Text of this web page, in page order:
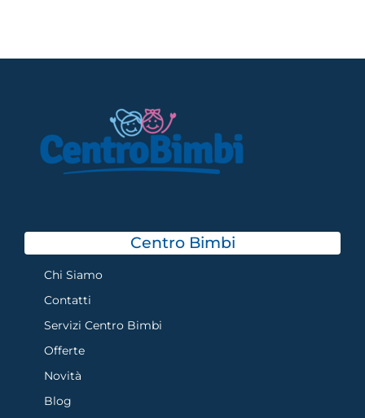
Centro Bimbi
Chi Siamo
Contatti
Servizi Centro Bimbi
Offerte
Novità
Blog